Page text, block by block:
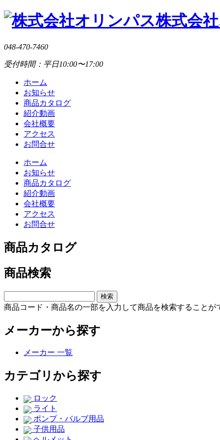
株式会
048-470-7460
受付時間：平日10:00〜17:00
ホーム
お知らせ
商品カタログ
紹介動画
会社概要
アクセス
お問合せ
ホーム
お知らせ
商品カタログ
紹介動画
会社概要
アクセス
お問合せ
商品カタログ
商品検索
商品コード・商品名の一部を入力して商品を検索することが
メーカーから探す
メーカー 一覧
カテゴリから探す
ロック
ライト
ポンプ・バルブ用品
子供用品